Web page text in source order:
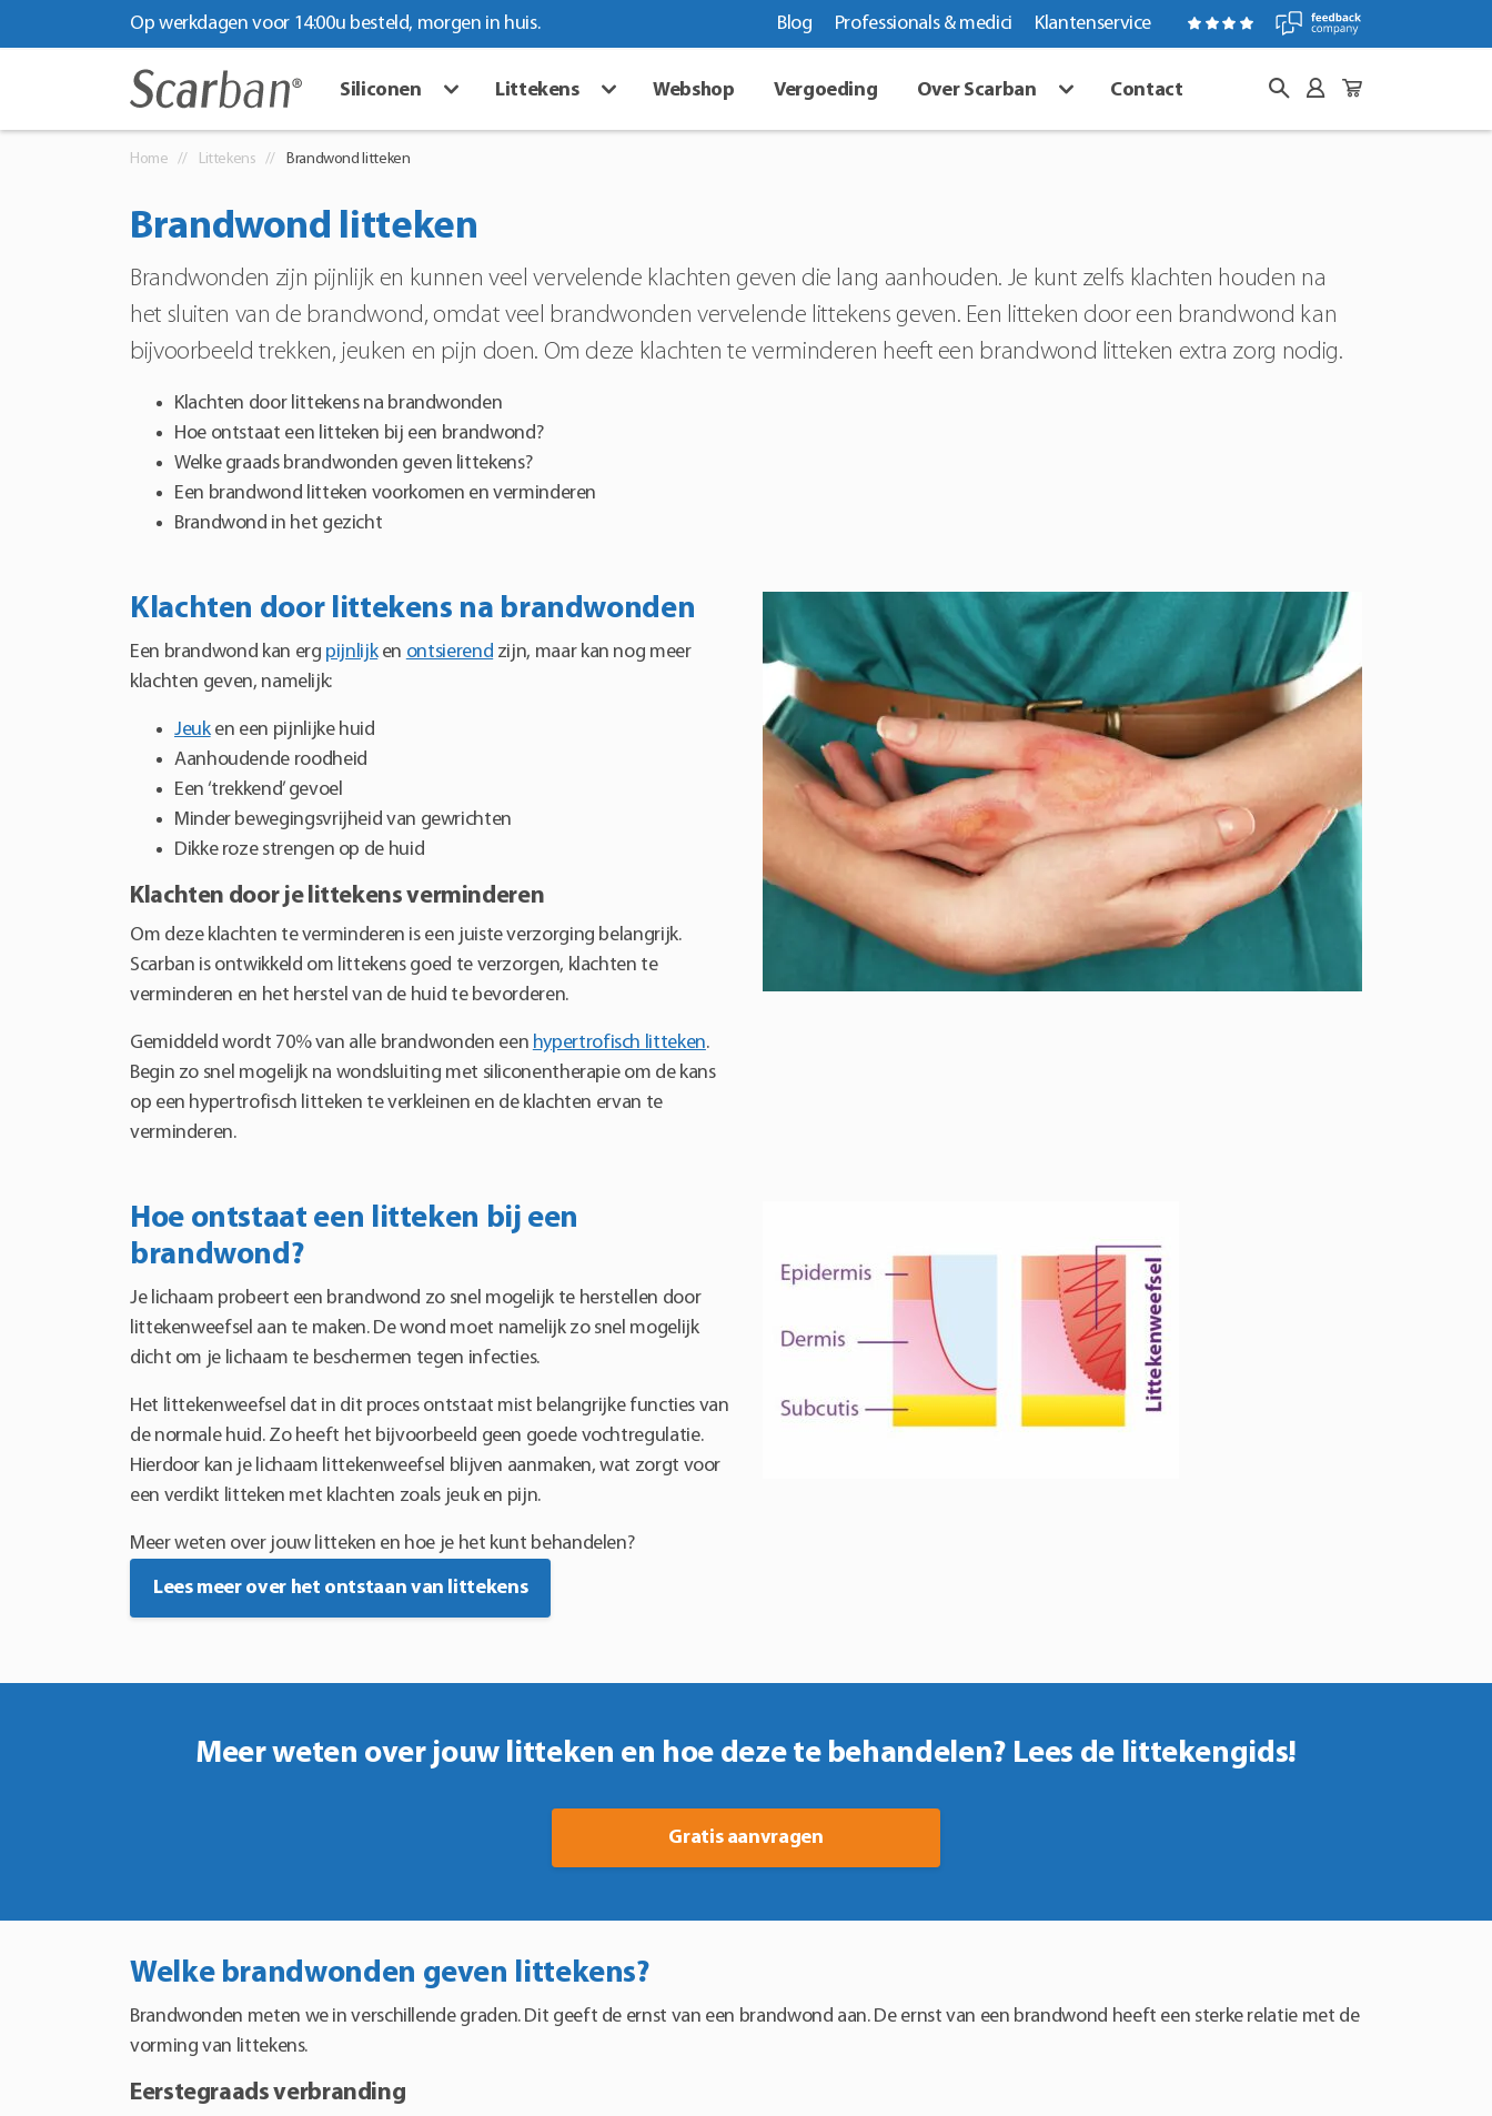
Op werkdagen voor 14:00u besteld, morgen in huis. Blog Professionals & medici Klantenservice
Siliconen Littekens Webshop Vergoeding Over Scarban Contact
Home Littekens Brandwond litteken
Brandwond litteken
Brandwonden zijn pijnlijk en kunnen veel vervelende klachten geven die lang aanhouden. Je kunt zelfs klachten houden na
het sluiten van de brandwond, omdat veel brandwonden vervelende littekens geven. Een litteken door een brandwond kan
bijvoorbeeld trekken, jeuken en pijn doen. Om deze klachten te verminderen heeft een brandwond litteken extra zorg nodig.
Klachten door littekens na brandwonden
Hoe ontstaat een litteken bij een brandwond?
Welke graads brandwonden geven littekens?
Een brandwond litteken voorkomen en verminderen
Brandwond in het gezicht
Klachten door littekens na brandwonden
Een brandwond kan erg pijnlijken ontsierend zijn, maar kan nog meer
klachten geven, namelijk:
Jeuken een pijnlijke huid
Aanhoudende roodheid
Een ‘trekkend’ gevoel
Minder bewegingsvrijheid van gewrichten
Dikke roze strengen op de huid
Klachten door je littekens verminderen
Om deze klachten te verminderen is een juiste verzorging belangrijk.
Scarban is ontwikkeld om littekens goed te verzorgen, klachten te
verminderen en het herstel van de huid te bevorderen.
Gemiddeld wordt 70% van alle brandwonden een hypertrofisch litteken.
Begin zo snel mogelijk na wondsluiting met siliconentherapie om de kans
op een hypertrofisch litteken te verkleinen en de klachten ervan te
verminderen.
Hoe ontstaat een litteken bij een
brandwond?
Je lichaam probeert een brandwond zo snel mogelijk te herstellen door
littekenweefsel aan te maken. De wond moet namelijk zo snel mogelijk
dicht om je lichaam te beschermen tegen infecties.
Het littekenweefsel dat in dit proces ontstaat mist belangrijke functies van
de normale huid. Zo heeft het bijvoorbeeld geen goede vochtregulatie.
Hierdoor kan je lichaam littekenweefsel blijven aanmaken, wat zorgt voor
een verdikt litteken met klachten zoals jeuk en pijn.
Meer weten over jouw litteken en hoe je het kunt behandelen?
Lees meer over het ontstaan van littekens
Meer weten over jouw litteken en hoe deze te behandelen? Lees de littekengids!
Gratis aanvragen
Welke brandwonden geven littekens?
Brandwonden meten we in verschillende graden. Dit geeft de ernst van een brandwond aan. De ernst van een brandwond heeft een sterke relatie met de
vorming van littekens.
Eerstegraads verbranding